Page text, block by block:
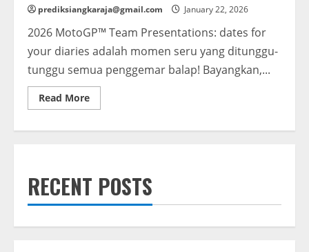
prediksiangkaraja@gmail.com January 22, 2026
2026 MotoGP™ Team Presentations: dates for
your diaries adalah momen seru yang ditunggu-
tunggu semua penggemar balap! Bayangkan,...
Read MoreRead
more
your
diaries
RECENT POSTS